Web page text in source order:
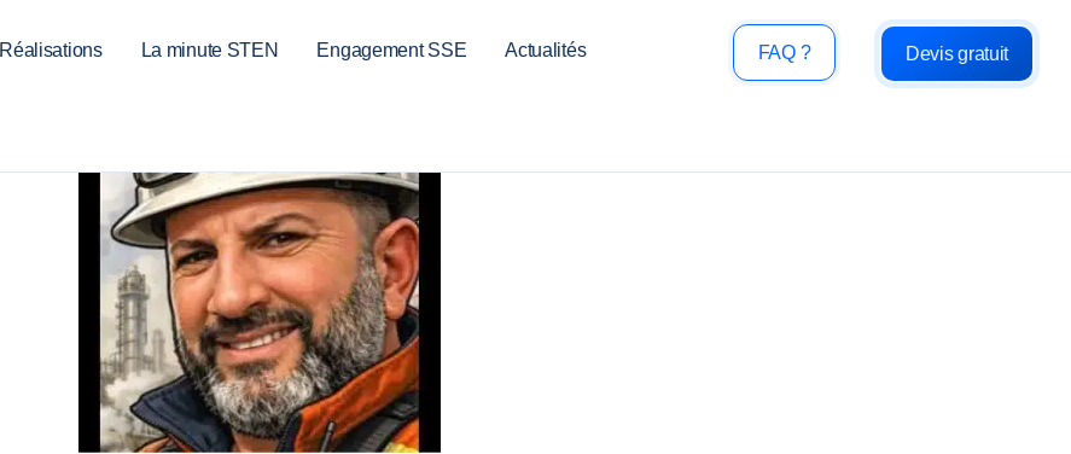
Réalisations La minute STEN Engagement SSE Actualités FAQ ? Devis gratuit